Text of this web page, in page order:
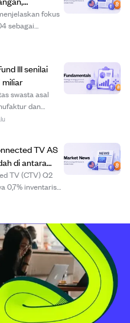
kecil.fokus
sebagai
dan
III senilai
miliar
swasta asal
dan
komitmen
TV AS
di antara
TV (CTV) Q2
0,7% inventaris
arbitrase, jauh